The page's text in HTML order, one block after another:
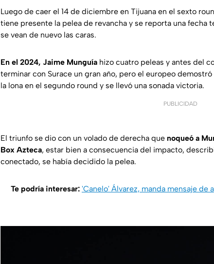
Luego de caer el 14 de diciembre en Tijuana en el sexto
tiene presente la pelea de revancha y se reporta una fecha
se vean de nuevo las caras.
En el 2024, Jaime Munguía hizo cuatro peleas y antes del
terminar con Surace un gran año, pero el europeo
la lona en el segundo round y se llevó una sonada victoria.
PUBLICIDAD
El triunfo se dio con un volado de derecha que noqueó a
Box Azteca, estar bien a consecuencia del impacto,
conectado, se había decidido la pelea.
Te podría interesar: 'Canelo' Álvarez, manda mensaje de